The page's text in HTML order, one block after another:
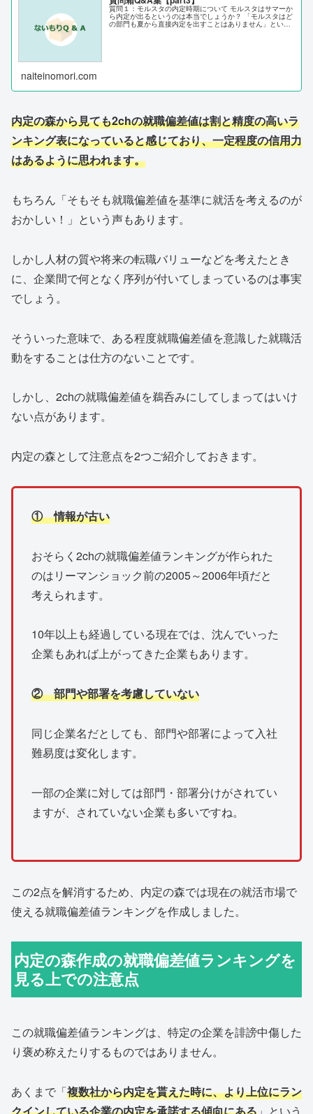
質問１：モルスタの内定時期について モルスタはサマーか
ら内定が出るというのは本当でしょうか？ 「モルスタはど
の部門も夏から直接内定を出すことはありません」という
naiteinomori.com
内定の森から見ても2chの就職偏差値は割と精度の高いラ
ンキング表になっていると感じており、一定程度の信用力
はあるように思われます。
もちろん「そもそも就職偏差値を基準に就活を考えるのが
おかしい！」という声もあります。
しかし人材の質や将来の転職バリューなどを考えたとき
に、企業間で何となく序列が付いてしまっているのは事実
でしょう。
そういった意味で、ある程度就職偏差値を意識した就職活
動をすることは仕方のないことです。
しかし、2chの就職偏差値を鵜呑みにしてしまってはいけ
ない点があります。
内定の森として注意点を2つご紹介しておきます。
① 情報が古い
おそらく2chの就職偏差値ランキングが作られた
のはリーマンショック前の2005～2006年頃だと
考えられます。
10年以上も経過している現在では、沈んでいった
企業もあれば上がってきた企業もあります。
② 部門や部署を考慮していない
同じ企業名だとしても、部門や部署によって入社
難易度は変化します。
一部の企業に対しては部門・部署分けがされてい
ますが、されていない企業も多いですね。
この2点を解消するため、内定の森では現在の就活市場で
使える就職偏差値ランキングを作成しました。
内定の森作成の就職偏差値ランキングを
見る上での注意点
この就職偏差値ランキングは、特定の企業を誹謗中傷した
り褒め称えたりするものではありません。
あくまで「複数社から内定を貰えた時に、より上位にラン
クインしている企業の内定を承諾する傾向にある 」という